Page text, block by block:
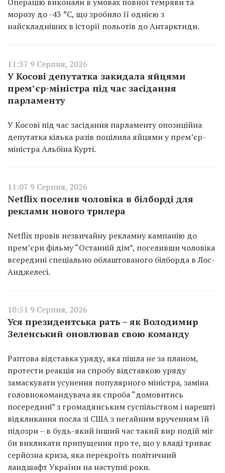
морозу до -43 °C, що зробило її однією з
найскладніших в історії польотів до Антарктиди.
11:37 9 Серпня, 2026
У Косові депутатка закидала яйцями
прем’єр-міністра під час засідання
парламенту
У Косові під час засідання парламенту опозиційна
депутатка кілька разів поцілила яйцями у прем’єр-
міністра Альбіна Курті.
11:07 9 Серпня, 2026
Netflix поселив чоловіка в білборді для
реклами нового трилера
Netflix провів незвичайну рекламну кампанію до
прем’єри фільму “Останній дім”, поселивши чоловіка
всередині спеціально облаштованого білборда в Лос-
Анджелесі.
10:51 9 Серпня, 2026
Уся президентська рать – як Володимир
Зеленський оновлював свою команду
Раптова відставка уряду, яка пішла не за планом,
протести реакція на спробу відставкою уряду
замаскувати усунення популярного міністра, заміна
головнокомандувача як спроба “домовитись
посередині” з громадянським суспільством і нарешті
відкликання посла зі США з негайним врученням їй
підозри – в будь-який інший час такий вир подій міг
би викликати припущення про те, що у владі триває
серйозна криза, яка перекроїть політичний
ландшафт України на наступні роки.